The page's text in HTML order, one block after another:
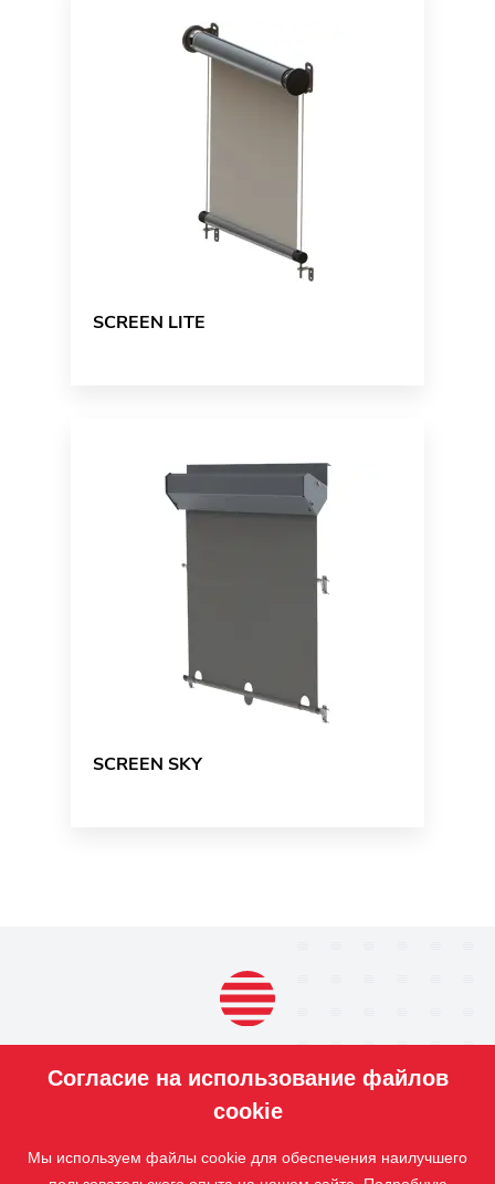
SCREEN LITE
SCREEN SKY
ПРОДУКЦИЯ
ISOTRA
Согласие на использование файлов
cookie
Мы используем файлы cookie для обеспечения наилучшего